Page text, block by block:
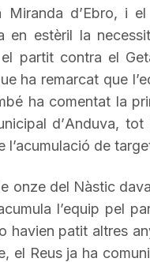
Miranda d’Ebro, i el
en estèril la
partit contra el
ha remarcat que
ha comentat la
d’Anduva, tot
l’acumulació de
onze del Nàstic
l’equip pel
havien patit altres
el Reus ja ha